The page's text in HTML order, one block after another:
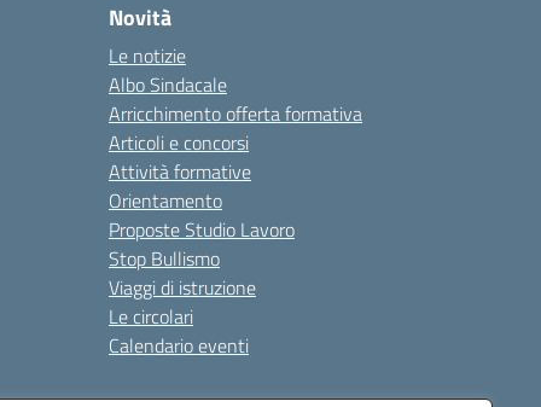
Novità
Le notizie
Albo Sindacale
Arricchimento offerta formativa
Articoli e concorsi
Attività formative
Orientamento
Proposte Studio Lavoro
Stop Bullismo
Viaggi di istruzione
Le circolari
Calendario eventi